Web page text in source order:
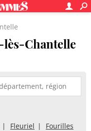
Chantelle
Fleuriel Fourilles